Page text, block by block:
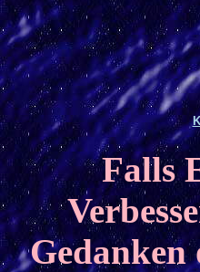
Falls
Gedanken